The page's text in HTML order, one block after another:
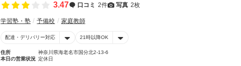
3.47 口コミ 2件 写真 2枚
学習塾・塾 予備校 家庭教師
配達・デリバリー対応 21時以降OK
住所
神奈川県海老名市国分北2-13-6
本日の営業状況 定休日